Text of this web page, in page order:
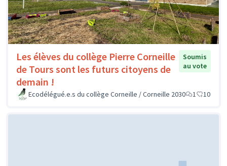
Les élèves du collège Pierre Corneille
de Tours sont les futurs citoyens de
demain !
Soumis
au vote
Ecodélégué.e.s du collège Corneille / Corneille 2030 1 10